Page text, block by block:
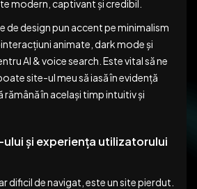
modern, captivant și credibil.
de design pun accent pe minimalism
animate, dark mode și
AI & voice search. Este vital să ne
site-ul meu să iasă în evidență
rămână în același timp intuitiv și
și experiența utilizatorului
dificil de navigat, este un site pierdut.